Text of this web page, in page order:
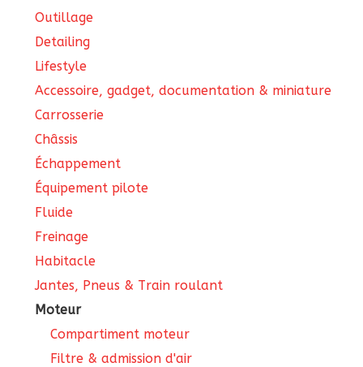
Outillage
Detailing
Lifestyle
Accessoire, gadget, documentation & miniature
Carrosserie
Châssis
Échappement
Équipement pilote
Fluide
Freinage
Habitacle
Jantes, Pneus & Train roulant
Moteur
Compartiment moteur
Filtre & admission d'air